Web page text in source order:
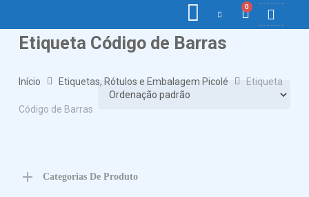
0
Etiqueta Código de Barras
Início Etiquetas, Rótulos e Embalagem Picolé Etiqueta
Código de Barras
Categorias De Produto